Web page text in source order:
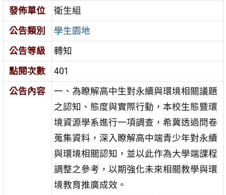
發佈單位
衛生組
公告類別
學生園地
公告等級
轉知
點閱次數
401
公告內容
一、為瞭解高中生對永續與環境相關議題
之認知、態度與實際行動，本校生態暨環
境資源學系進行一項調查，希冀透過問卷
蒐集資料，深入瞭解高中端青少年對永續
與環境相關認知，並以此作為大學端課程
調整之參考，以期強化未來相關教學與環
境教育推廣成效。